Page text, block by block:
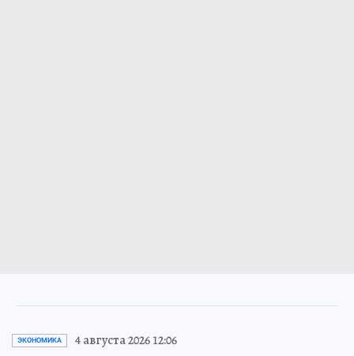
ЭКОНОМИКА 4 августа 2026 12:06